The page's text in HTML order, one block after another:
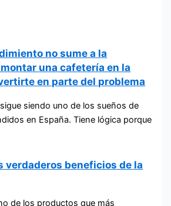
no sume a la
una cafetería en la
en parte del problema
siendo uno de los sueños de
en España. Tiene lógica porque
verdaderos beneficios de la
de los productos que más